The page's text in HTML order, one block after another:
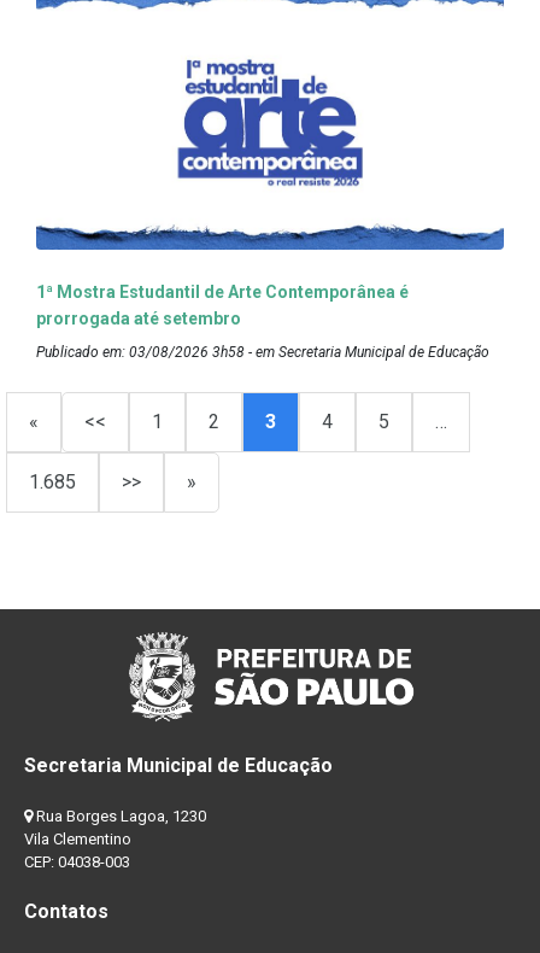
1ª Mostra Estudantil de Arte Contemporânea é
prorrogada até setembro
Publicado em: 03/08/2026 3h58 - em Secretaria Municipal de Educação
« << 1 2 3 4 5 …
1.685 >> »
Secretaria Municipal de Educação
Rua Borges Lagoa, 1230
Vila Clementino
CEP: 04038-003
Contatos